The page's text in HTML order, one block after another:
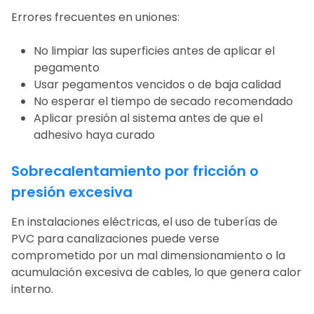
Errores frecuentes en uniones:
No limpiar las superficies antes de aplicar el
pegamento
Usar pegamentos vencidos o de baja calidad
No esperar el tiempo de secado recomendado
Aplicar presión al sistema antes de que el
adhesivo haya curado
Sobrecalentamiento por fricción o
presión excesiva
En instalaciones eléctricas, eluso de tuberías de
PVC para canalizaciones puede verse
comprometido por un mal dimensionamiento o la
acumulación excesiva de cables, lo que genera calor
interno.